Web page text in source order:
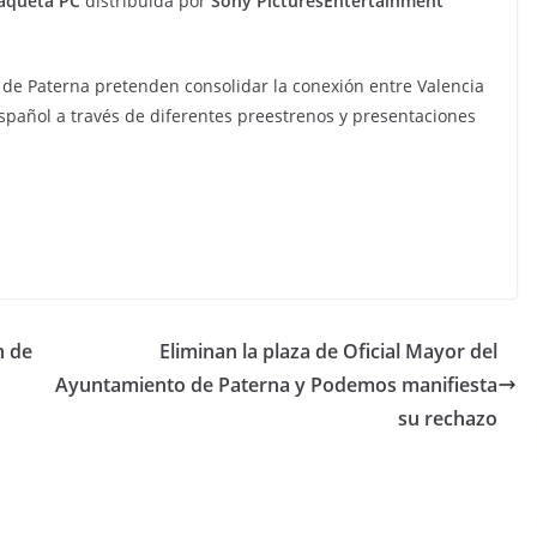
Paterna pretenden consolidar la conexión entre Valencia
a través de diferentes preestrenos y presentaciones
de
Eliminan la plaza de Oficial Mayor del
Ayuntamiento de Paterna y Podemos manifiesta
su rechazo